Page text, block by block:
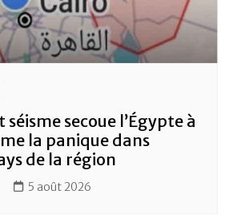
séisme secoue l’Égypte à
la panique dans
de la région
5 août 2026